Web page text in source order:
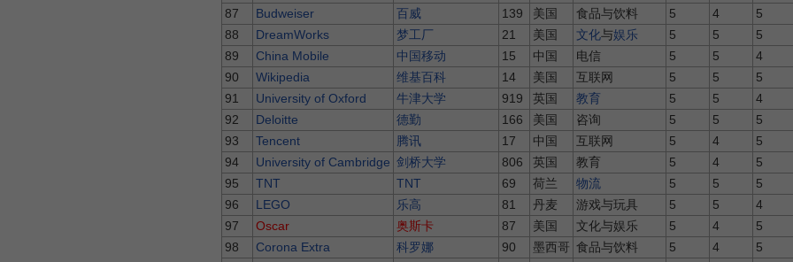
87
Budweiser 百威 139 美国 食品与饮料 5 4 5
88
DreamWorks 梦工厂 21 美国 文化与娱乐 5 5 5
89
China Mobile 中国移动 15 中国 电信 5 5 4
90
Wikipedia 维基百科 14 美国 互联网 5 5 5
91
University of Oxford 牛津大学 919 英国 教育 5 5 4
92
Deloitte 德勤 166 美国 咨询 5 5 5
93
Tencent 腾讯 17 中国 互联网 5 4 5
94
University of Cambridge 剑桥大学 806 英国 教育 5 4 5
95
TNT TNT 69 荷兰 物流 5 5 5
96
LEGO 乐高 81 丹麦 游戏与玩具 5 5 4
97
Oscar 奥斯卡 87 美国 文化与娱乐 5 4 5
98
Corona Extra 科罗娜 90 墨西哥 食品与饮料 5 4 5